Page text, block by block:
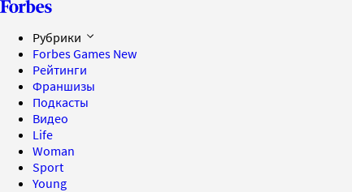
Рубрики
Forbes Games New
Рейтинги
Франшизы
Подкасты
Видео
Life
Woman
Sport
Young